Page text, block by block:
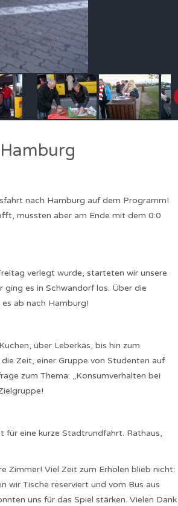
nach Hamburg auf dem Programm!
mussten aber am Ende mit dem 0:0
verlegt wurde, starteten wir unsere
es in Schwandorf los. Über die
ab nach Hamburg!
über Leberkäs, bis hin zum
Zeit, einer Gruppe von Studenten auf
zum Thema: „Konsumverhalten bei
für eine kurze Stadtrundfahrt. Rathaus,
Zimmer! Viel Zeit zum Erholen blieb nicht:
wir Tische reserviert und vom Bus aus
uns für das Spiel stärken. Vielen Dank